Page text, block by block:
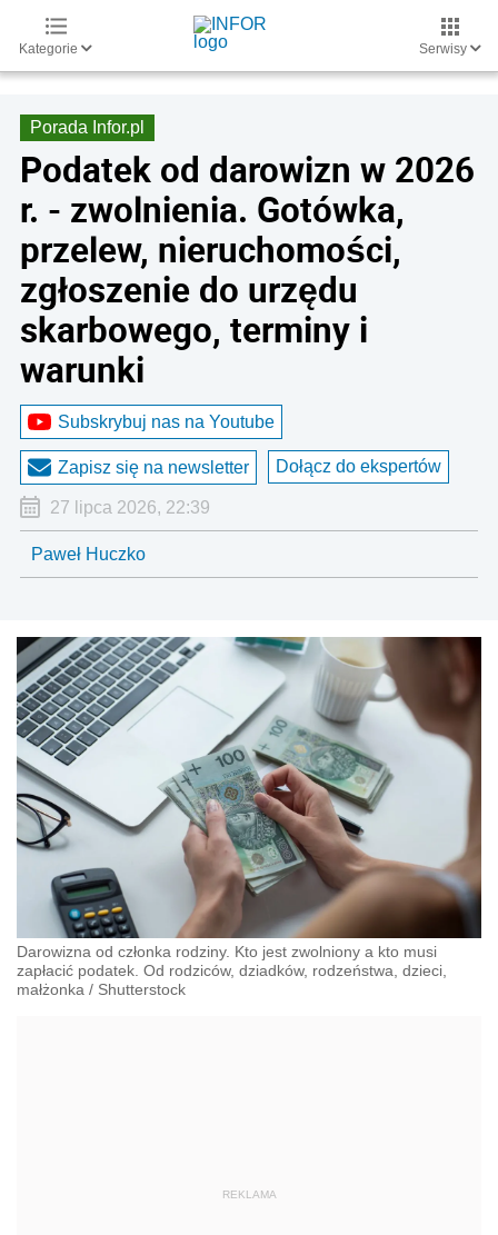
Kategorie Serwisy
Porada Infor.pl
Podatek od darowizn w 2026
r. - zwolnienia. Gotówka,
przelew, nieruchomości,
zgłoszenie do urzędu
skarbowego, terminy i
warunki
Subskrybuj nas na Youtube
Zapisz się na newsletter Dołącz do ekspertów
27 lipca 2026, 22:39
Paweł Huczko
Darowizna od członka rodziny. Kto jest zwolniony a kto musi
zapłacić podatek. Od rodziców, dziadków, rodzeństwa, dzieci,
małżonka / Shutterstock